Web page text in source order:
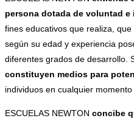
persona dotada de voluntad e
fines educativos que realiza,
según su edad y experiencia
diferentes grados de desarrollo.
constituyen medios para
individuos en cualquier momento
ESCUELAS NEWTON concibe